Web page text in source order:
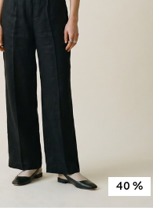
40 %